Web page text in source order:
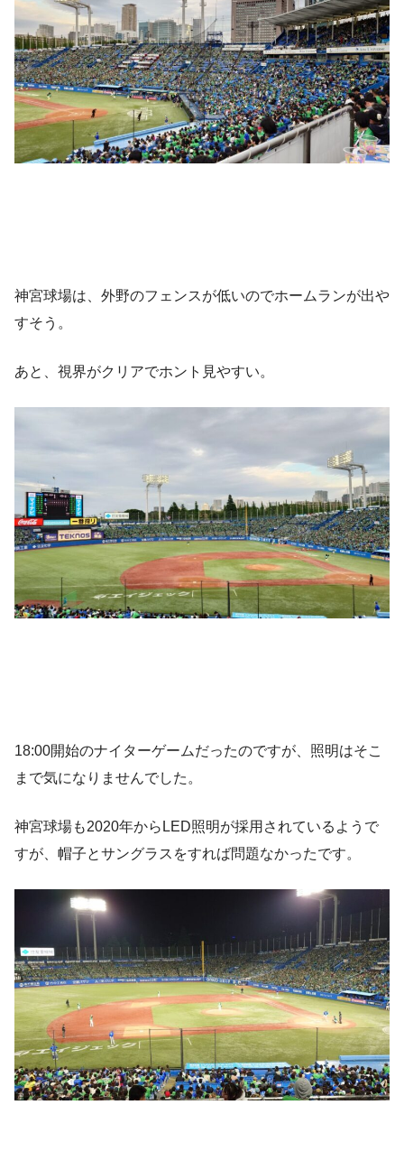
神宮球場は、外野のフェンスが低いのでホームランが出や
すそう。
あと、視界がクリアでホント見やすい。
18:00開始のナイターゲームだったのですが、照明はそこ
まで気になりませんでした。
神宮球場も2020年からLED照明が採用されているようで
すが、帽子とサングラスをすれば問題なかったです。